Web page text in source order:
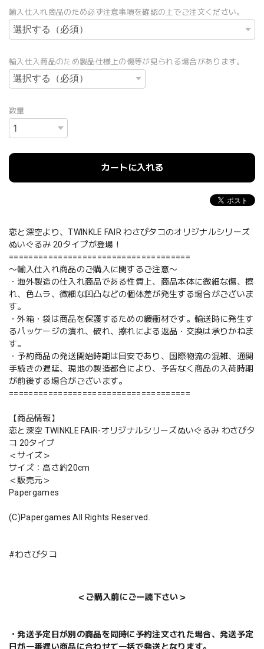
輸入仕入れ商品のため必ず注意事項を確認の上でご注文ください。
輸入仕入商品のため製品仕様上の傷等が見られる場合があります。
数量
カートに入れる
恋と深空より、TWINKLE FAIR わさびタコのオリジナルシリーズ
ぬいぐるみ 20タイプが登場！
=====================================
〜輸入仕入れ商品のご購入に関するご注意〜
・海外製造の仕入れ商品である性質上、商品本体に微細な傷、擦
れ、色ムラ、微細な凹凸などの個体差が発生する場合がございま
す。
・外箱・袋は商品を保護するための緩衝材です。輸送時に発生す
るパッケージの潰れ、破れ、擦れによる返品・交換は承りかねま
す。
・予約商品の発送開始時期は目安であり、国際物流の混雑、通関
手続きの遅延、現地の製造都合により、予告なく商品の入荷時期
が前後する場合がございます。
=====================================
【商品情報】
恋と深空 TWINKLE FAIR-オリジナルシリーズぬいぐるみ わさびタ
コ 20タイプ
＜サイズ＞
サイズ：高さ約20cm
＜販売元＞
Papergames
(C)Papergames All Rights Reserved.
#わさびタコ
＜ご購入前にご一読下さい＞
・発送予定日が別の商品を同時に予約注文された場合、発送予定
日が一番遅い商品に合わせて一括で発送となります。